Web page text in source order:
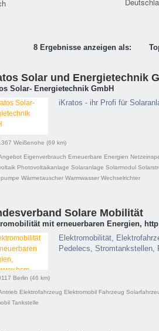
8 Ergebnisse anzeigen als:
Solar und Energietechnik
Solar- Energietechnik GmbH
iKratos - ihr Profi für
Weißenohe (69 km)
Eigenverbrauch Erneuerbare Energien
Photovoltaikanlage Solaranlage Solarmodul
Wärmetauscher Warmwasser Wechselrichter
Solare Mobilität
mit erneuerbaren Energien,
Elektromobilität,
Pedelecs, Stromtankstellen,
Berlin (46 km)
Elektrofahrzeug Elektromobil Fahrzeug
Tankstelle